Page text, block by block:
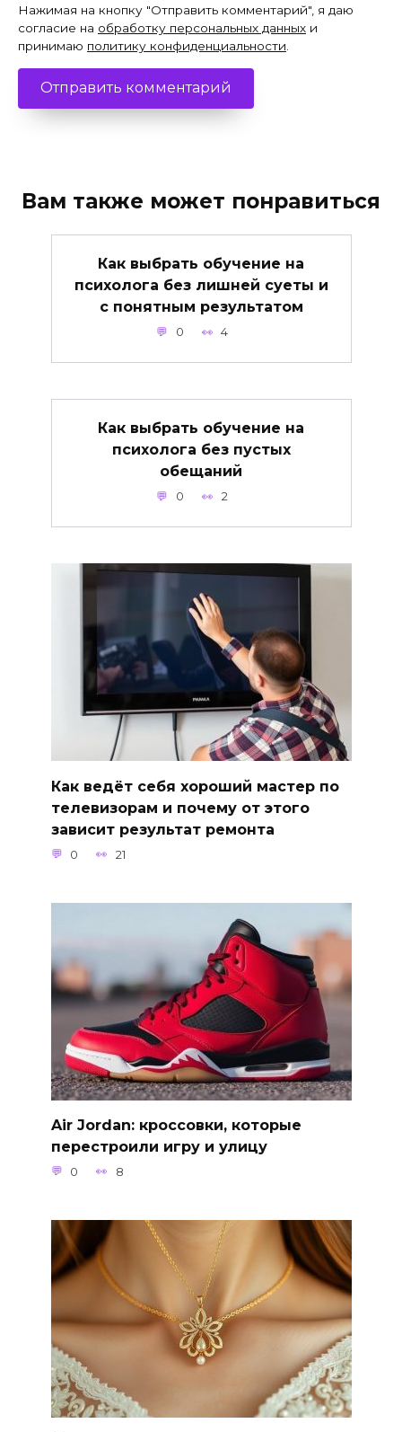
Нажимая на кнопку "Отправить комментарий", я даю
согласие на обработку персональных данных и
принимаю политику конфиденциальности
Вам также может понравиться
Как выбрать обучение на
психолога без лишней суеты и
с понятным результатом
0 4
Как выбрать обучение на
психолога без пустых
обещаний
0 2
Как ведёт себя хороший мастер по
телевизорам и почему от этого
зависит результат ремонта
0 21
Air Jordan: кроссовки, которые
перестроили игру и улицу
0 8